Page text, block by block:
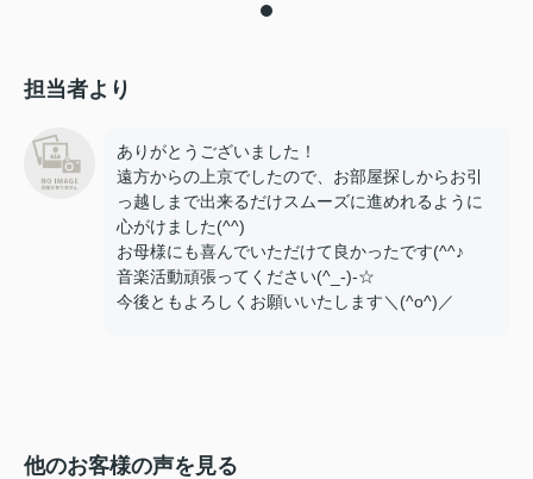
担当者より
ありがとうございました！
遠方からの上京でしたので、お部屋探しからお引
っ越しまで出来るだけスムーズに進めれるように
心がけました(^^)
お母様にも喜んでいただけて良かったです(^^♪
音楽活動頑張ってください(^_-)-☆
今後ともよろしくお願いいたします＼(^o^)／
他のお客様の声を見る